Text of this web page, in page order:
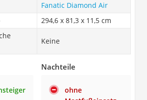
Fanatic Diamond Air
294,6 x 81,3 x 11,5 cm
Keine
Nachteile
ohne